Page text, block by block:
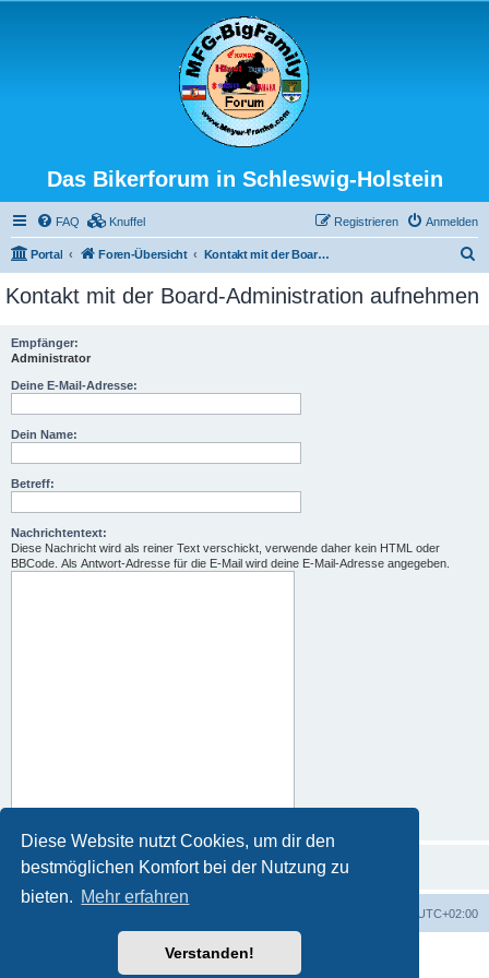
Diese Website nutzt Cookies, um dir den
bestmöglichen Komfort bei der Nutzung zu
bieten. Mehr erfahren
Verstanden!
Das Bikerforum in Schleswig-Holstein
FAQ Knuffel Anmelden
Registrieren
Portal Foren-Übersicht Kontakt mit der Board-Administration aufnehmen
c
Kontakt mit der Board-Administration aufnehmen
Empfänger:
Administrator
Deine E-Mail-Adresse:
Dein Name:
Betreff:
Nachrichtentext:
Diese Nachricht wird als reiner Text verschickt, verwende daher kein HTML oder
BBCode. Als Antwort-Adresse für die E-Mail wird deine E-Mail-Adresse angegeben.
UTC+02:00
Powered byphpBB® Forum Software © phpBB Limited
phpBB.de